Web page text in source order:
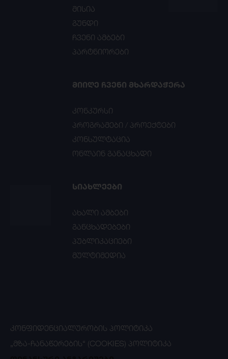
მისია
გუნდი
ჩვენი ამბები
პარტნიორები
ᲛᲘᲘᲦᲔ ᲩᲕᲔᲜᲘ ᲛᲮᲐᲠᲓᲐᲭᲔᲠᲐ
კონკურსი
პროგრამები / პროექტები
კონსულტაცია
ონლაინ განაცხადი
ᲡᲘᲐᲮᲚᲔᲔᲑᲘ
ახალი ამბები
განცხადებები
პუბლიკაციები
მულტიმედია
ᲙᲝᲜᲤᲘᲓᲔᲜᲪᲘᲐᲚᲣᲠᲝᲑᲘᲡ ᲞᲝᲚᲘᲢᲘᲙᲐ
„ᲛᲖᲐ-ᲩᲐᲜᲐᲬᲔᲠᲔᲑᲘᲡ“ (COOKIES) ᲞᲝᲚᲘᲢᲘᲙᲐ